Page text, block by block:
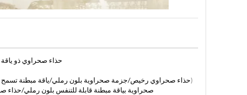
حذاء صحراوي ذو ياقة
(حذاء صحراوي رخيص/جزمة صحراوية بلون رملي/ياقة مبطنة تسمح
صحراوية بياقة مبطنة قابلة للتنفس بلون رملي/حذاء